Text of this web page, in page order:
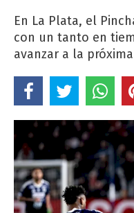
En La Plata, el
con un tanto en
avanzar a la